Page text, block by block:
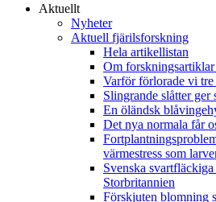
Aktuellt
Nyheter
Aktuell fjärilsforskning
Hela artikellistan
Om forskningsartiklar
Varför förlorade vi
Slingrande slåtter ger
En öländsk
Det nya normala får
värmestress som
Svenska
Storbritannien
Förskjuten blomning